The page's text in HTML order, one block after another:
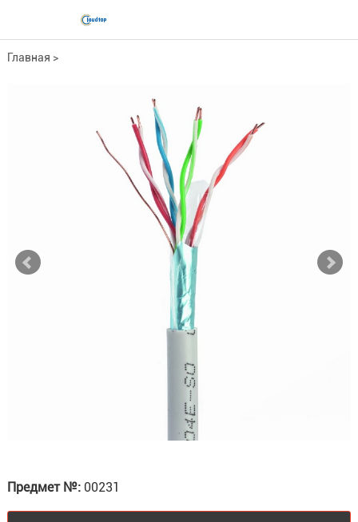
Главная >
Инженерный сетевой кабель>
Предмет №:00231